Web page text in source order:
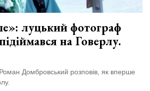
луцький фотограф
на Говерлу.
Домбровський розповів, як вперше